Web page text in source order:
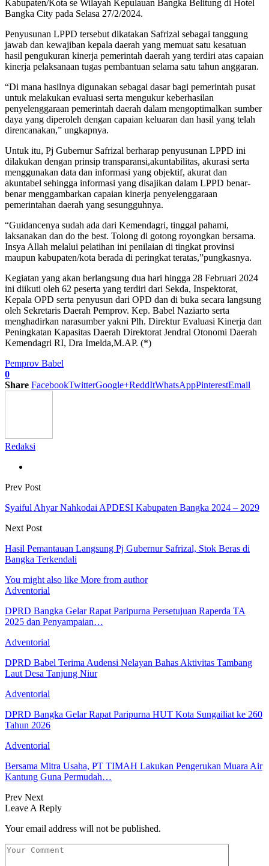
Kabupaten/Kota se Wilayah Kepulauan Bangka Belitung di Hotel
Bangka City pada Selasa 27/2/2024.
Penyusunan LPPD tersebut dikatakan Safrizal sebagai tanggung
jawab dan kewajiban kepala daerah yang memuat satu kesatuan
hasil pengukuran kinerja pemerintah daerah yang terdiri atas capaian
kinerja pelaksanaan tugas pembantuan selama satu tahun anggaran.
“Di mana hasilnya digunakan sebagai dasar bagi pemerintah pusat
untuk melakukan evaluasi serta mengukur keberhasilan
penyelenggaraan pemerintah daerah dalam mengoptimalkan sumber
daya yang diperoleh dengan capaian keluaran dan hasil yang telah
direncanakan,” ungkapnya.
Untuk itu, Pj Gubernur Safrizal berharap penyusunan LPPD ini
dilakukan dengan prinsip transparansi,akuntabilitas, akurasi serta
menggunakan data dan informasi yang objektif, akurat dan
akuntabel sehingga informasi yang disajikan dalam LPPD benar-
benar menggambarkan capaian kinerja penyelenggaraan
pemerintahan daerah yang sesungguhnya.
“Guidancenya sudah ada dari Kemendagri, tinggal pahami,
laksanakan dan do the best. Tolong di gotong royongkan bersama.
Insya Allah melalui pelatihan ini penilaian di tingkat provinsi
maupun kabupaten/kota berada di peringkat teratas,”pungkasnya.
Kegiatan yang akan berlangsung dua hari hingga 28 Februari 2024
ini diikuti oleh 62 peserta yang terdiri dari Sekda, Inspektorat,
Kepala OPD serta penyusun dari OPD dan di buka secara langsung
oleh Sekretaris Daerah Pemprov. Kep. Babel Naziarto serta
menghadirkan narasumber yakni Plh. Direktur Evaluasi Kinerja dan
Peningkatan Kapasitas Daerah Direktorat Jendral Otonomi Daerah
Kemendagri RI, Dra Imelda,M.AP. (*)
Pemprov Babel
0
Share FacebookTwitterGoogle+ReddItWhatsAppPinterestEmail
Redaksi
Prev Post
Syaiful Ahyar Nahkodai APDESI Kabupaten Bangka 2024 – 2029
Next Post
Hasil Pemantauan Langsung Pj Gubernur Safrizal, Stok Beras di
Bangka Terkendali
You might also like More from author
Adventorial
DPRD Bangka Gelar Rapat Paripurna Persetujuan Raperda TA
2025 dan Penyampaian…
Adventorial
DPRD Babel Terima Audensi Nelayan Bahas Aktivitas Tambang
Laut Desa Tanjung Niur
Adventorial
DPRD Bangka Gelar Rapat Paripurna HUT Kota Sungailiat ke 260
Tahun 2026
Adventorial
Bersama Mitra Usaha, PT TIMAH Lakukan Pengerukan Muara Air
Kantung Guna Permudah…
Prev Next
Leave A Reply
Your email address will not be published.